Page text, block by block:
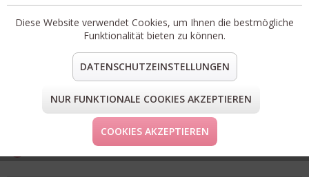
fällt größengetrau aus
Material:
97% Baumwolle, 3% Elasthan
teilen
teilen
FORM & GRÖSSE
Diese Website verwendet Cookies, um Ihnen die bestmögliche
Funktionalität bieten zu können.
DATENSCHUTZEINSTELLUNGEN
NUR FUNKTIONALE COOKIES AKZEPTIEREN
COOKIES AKZEPTIEREN